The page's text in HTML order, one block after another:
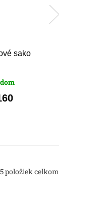
sako
5položiek celkom